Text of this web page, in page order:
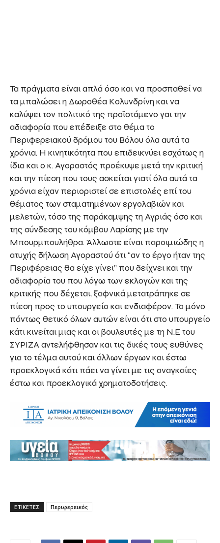
Τα πράγματα είναι απλά όσο και να προσπαθεί να
τα μπαλώσει η Δωροθέα Κολυνδρίνη και να
καλύψει τον πολιτικό της προϊστάμενο γαι την
αδιαφορία που επέδειξε στο θέμα το
Περιφερειακού δρόμου του Βόλου όλα αυτά τα
χρόνια. Η κινητικότητα που επιδεικνύει εσχάτως η
ίδια και ο κ. Αγοραστός προέκυψε μετά την κριτική
και την πίεση που τους ασκείται γιατί όλα αυτά τα
χρόνια είχαν περιοριστεί σε επιστολές επί του
θέματος των σταματημένων εργολαβιών και
μελετών, τόσο της παράκαμψης τη Αγριάς όσο και
της σύνδεσης του κόμβου Λαρίσης με την
Μπουρμπουλήθρα. Άλλωστε είναι παροιμιώδης η
ατυχής δήλωση Αγοραστού ότι “αν το έργο ήταν της
Περιφέρειας θα είχε γίνει” που δείχνει και την
αδιαφορία του που λόγω των εκλογών και της
κριτικής που δέχεται, ξαφνικά μετατράπηκε σε
πίεση προς το υπουργείο και ενδιαφέρον. Το μόνο
πάντως θετικό όλων αυτών είναι ότι στο υπουργείο
κάτι κινείται μιας και οι βουλευτές με τη Ν.Ε του
ΣΥΡΙΖΑ αντελήφθησαν και τις δικές τους ευθύνες
για το τέλμα αυτού και άλλων έργων και έστω
προεκλογικά κάτι πάει να γίνει με τις αναγκαίες
έστω και προεκλογικά χρηματοδοτήσεις.
ΕΤΙΚΕΤΕΣ Περιφερεικός